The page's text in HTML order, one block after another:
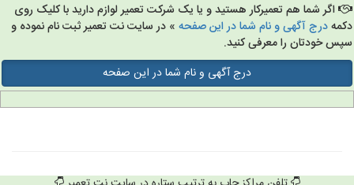
اگر شما هم تعمیرکار هستید و یا یک شرکت تعمیر لوازم دارید با کلیک روی
درج آگهی و نام شما در این صفحه» در سایت نت تعمیر ثبت نام نموده و
خودتان را معرفی کنید.
درج آگهی و نام شما در این صفحه